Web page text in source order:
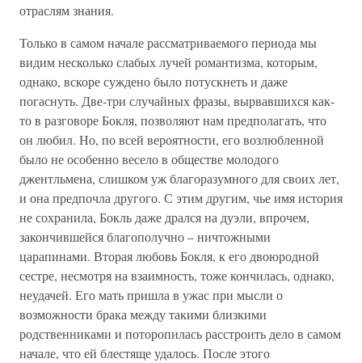
отраслям знания.
Только в самом начале рассматриваемого периода мы
видим несколько слабых лучей романтизма, которым,
однако, вскоре суждено было потускнеть и даже
погаснуть. Две-три случайных фразы, вырвавшихся как-
то в разговоре Бокля, позволяют нам предполагать, что
он любил. Но, по всей вероятности, его возлюбленной
было не особенно весело в обществе молодого
джентльмена, слишком уж благоразумного для своих лет,
и она предпочла другого. С этим другим, чье имя история
не сохранила, Бокль даже дрался на дуэли, впрочем,
закончившейся благополучно – ничтожными
царапинами. Вторая любовь Бокля, к его двоюродной
сестре, несмотря на взаимность, тоже кончилась, однако,
неудачей. Его мать пришла в ужас при мысли о
возможности брака между такими близкими
родственниками и поторопилась расстроить дело в самом
начале, что ей блестяще удалось. После этого